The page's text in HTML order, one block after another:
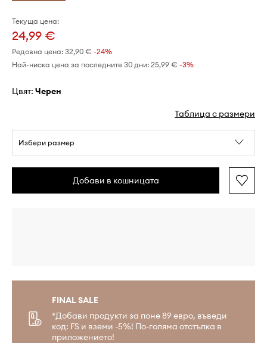
Текуща цена:
24,99 €
Редовна цена: 32,90 € -24%
Най-ниска цена за последните 30 дни: 25,99 € -3%
Цвят: черен
Таблица с размери
Избери размер
Добави в кошницата
FINAL SALE
*Добави продукти за поне 89 евро, въведи
код: FS и вземи -5%! По-голяма отстъпка в
приложението!